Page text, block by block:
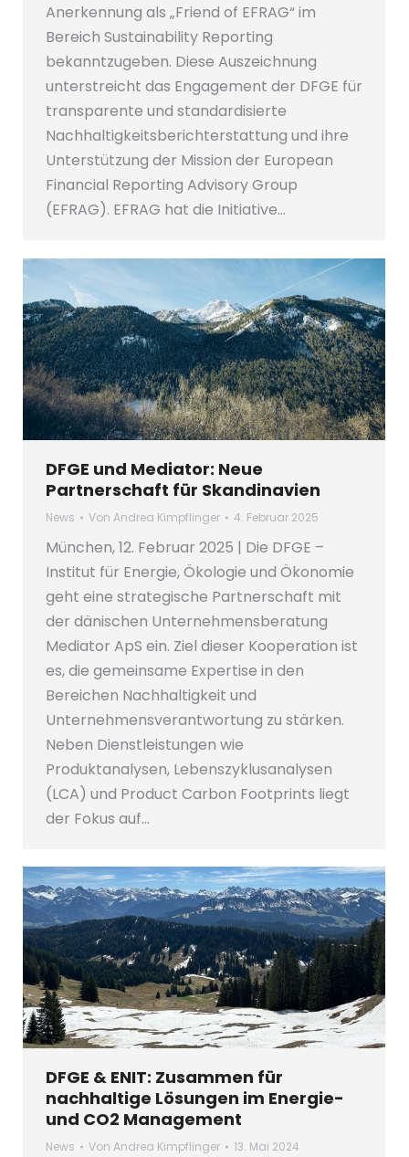
Anerkennung als „Friend of EFRAG“ im
Bereich Sustainability Reporting
bekanntzugeben. Diese Auszeichnung
unterstreicht das Engagement der DFGE für
transparente und standardisierte
Nachhaltigkeitsberichterstattung und ihre
Unterstützung der Mission der European
Financial Reporting Advisory Group
(EFRAG). EFRAG hat die Initiative…
DFGE und Mediator: Neue
Partnerschaft für Skandinavien
News Von Andrea Kimpflinger 4. Februar 2025
München, 12. Februar 2025 | Die DFGE –
Institut für Energie, Ökologie und Ökonomie
geht eine strategische Partnerschaft mit
der dänischen Unternehmensberatung
Mediator ApS ein. Ziel dieser Kooperation ist
es, die gemeinsame Expertise in den
Bereichen Nachhaltigkeit und
Unternehmensverantwortung zu stärken.
Neben Dienstleistungen wie
Produktanalysen, Lebenszyklusanalysen
(LCA) und Product Carbon Footprints liegt
der Fokus auf…
DFGE & ENIT: Zusammen für
nachhaltige Lösungen im Energie-
und CO2 Management
News Von Andrea Kimpflinger 13. Mai 2024